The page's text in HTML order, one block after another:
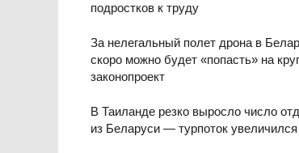
подростков к труду
За нелегальный полет дрона в
скоро можно будет «попасть» на
законопроект
В Таиланде резко выросло число
из Беларуси — турпоток